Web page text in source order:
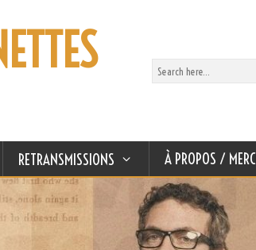
RETRANSMISSIONS À PROPOS /